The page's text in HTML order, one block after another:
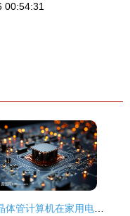
00:54:31